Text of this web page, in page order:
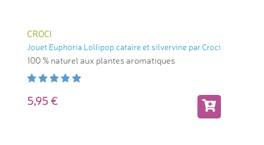
CROCI
Jouet Euphoria Lollipop cataire et silvervine par Croci
100 % naturel aux plantes aromatiques
5,95